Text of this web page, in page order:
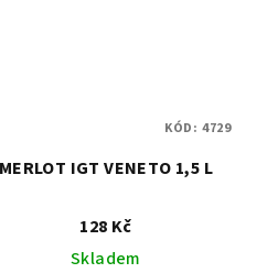
MERLOT IGT VENETO 1,5 L
128 Kč
Skladem
KÓD: 4729